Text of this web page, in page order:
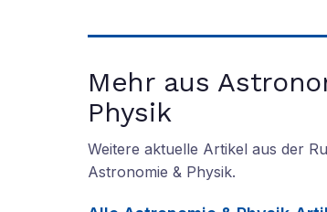
Mehr aus
Physik
Weitere aktuelle Artikel aus der
Astronomie & Physik.